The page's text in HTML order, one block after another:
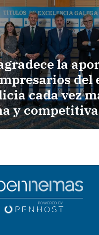
la
del
cada vez
y competitiva